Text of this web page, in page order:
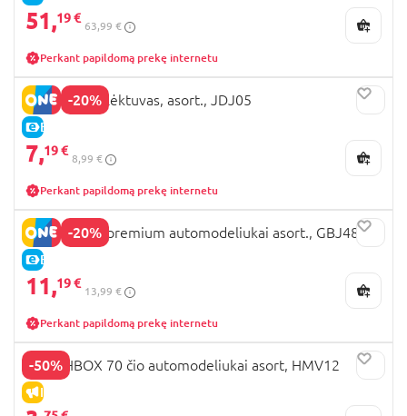
51,19 €
63,99 €
Perkant papildomą prekę internetu
-20%
E-KAINA
MATCHBOX lėktuvas, asort., JDJ05
7,19 €
8,99 €
Perkant papildomą prekę internetu
-20%
E-KAINA
MATCHBOX premium automodeliukai asort., GBJ48
11,19 €
13,99 €
Perkant papildomą prekę internetu
-50%
IŠPARDAVIMAS
MATCHBOX 70 čio automodeliukai asort, HMV12